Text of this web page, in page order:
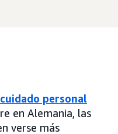
personal
en Alemania, las
verse más